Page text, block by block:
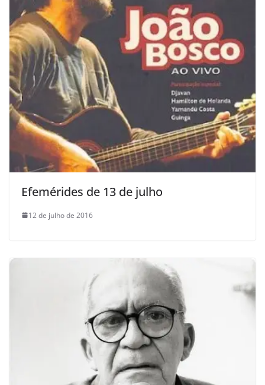
Efemérides de 13 de julho
12 de julho de 2016